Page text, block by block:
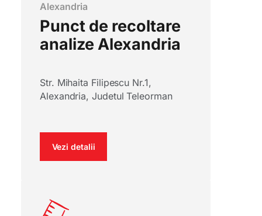
Alexandria
Punct de recoltare
analize Alexandria
Str. Mihaita Filipescu Nr.1,
Alexandria, Judetul Teleorman
Vezi detalii